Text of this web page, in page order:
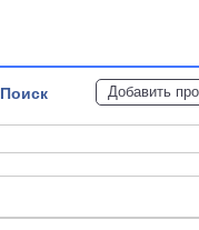
Поиск Добавить